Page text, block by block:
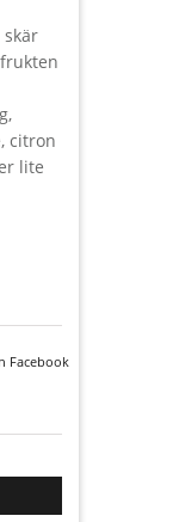
skär
citron
lite
Facebook